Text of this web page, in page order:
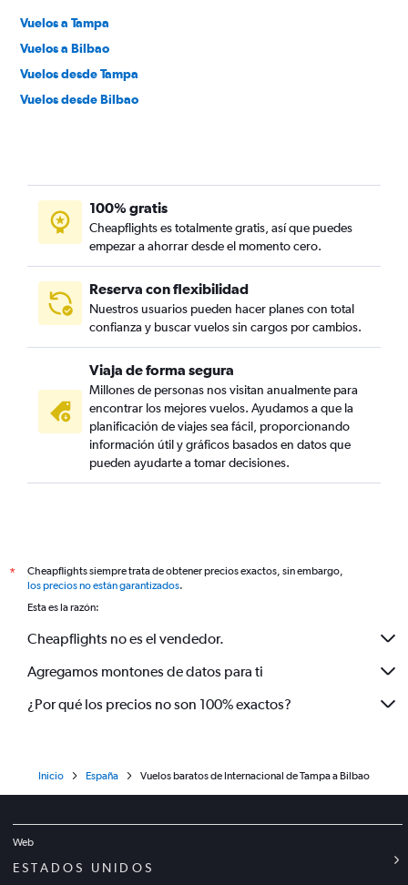
Vuelos a Tampa
Vuelos a Bilbao
Vuelos desde Tampa
Vuelos desde Bilbao
100% gratis
Cheapflights es totalmente gratis, así que puedes
empezar a ahorrar desde el momento cero.
Reserva con flexibilidad
Nuestros usuarios pueden hacer planes con total
confianza y buscar vuelos sin cargos por cambios.
Viaja de forma segura
Millones de personas nos visitan anualmente para
encontrar los mejores vuelos. Ayudamos a que la
planificación de viajes sea fácil, proporcionando
información útil y gráficos basados en datos que
pueden ayudarte a tomar decisiones.
*
Cheapflights siempre trata de obtener precios exactos, sin embargo,
los precios no están garantizados.
Esta es la razón:
Cheapflights no es el vendedor.
Agregamos montones de datos para ti
¿Por qué los precios no son 100% exactos?
Inicio España Vuelos baratos de Internacional de Tampa a Bilbao
Web
ESTADOS UNIDOS